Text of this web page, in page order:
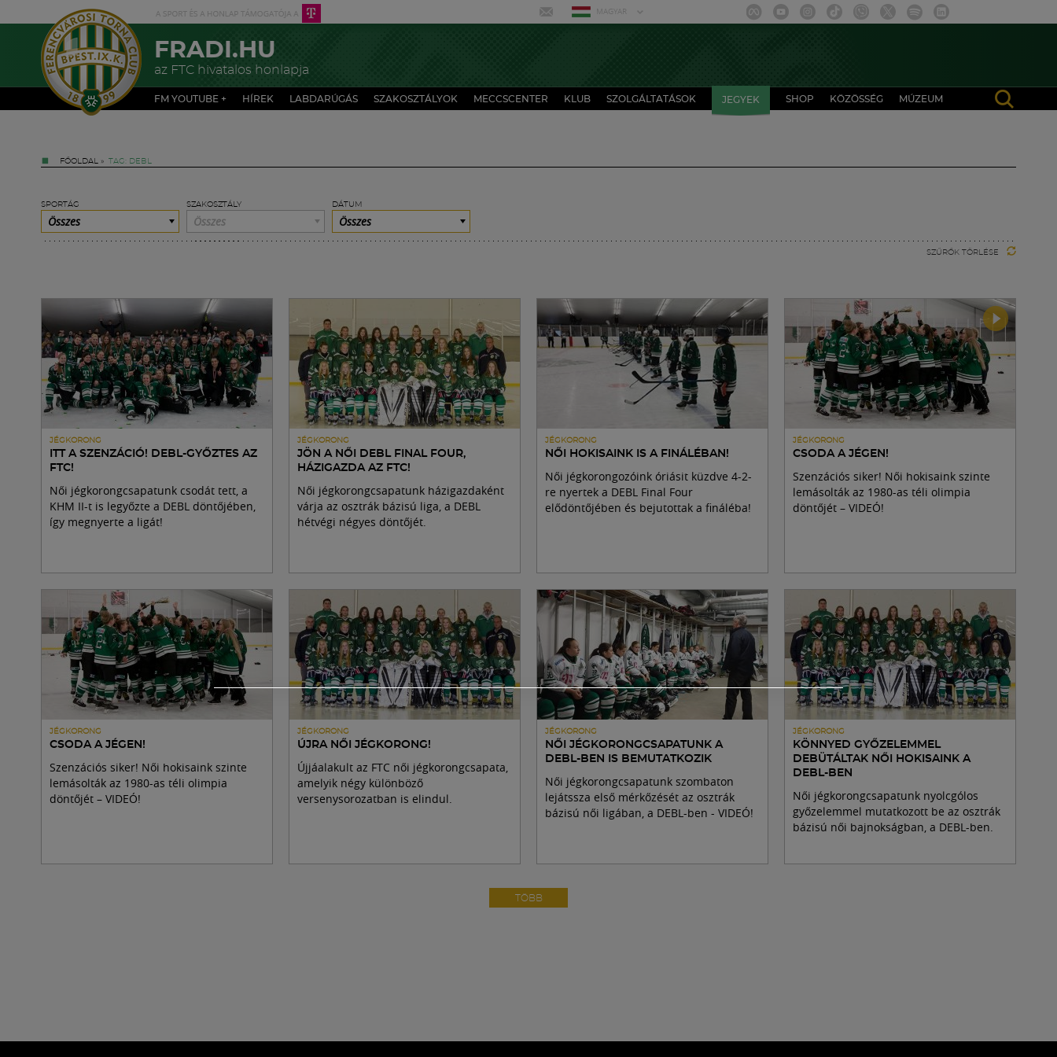
MAGYAR
FRADI.HU
az FTC hivatalos honlapja
FM YOUTUBE + HÍREK LABDARÚGÁS SZAKOSZTÁLYOK MECCSCENTER KLUB SZOLGÁLTATÁSOK JEGYEK SHOP KÖZÖSSÉG MÚZEUM
FŐOLDAL » TAG: DEBL
SPORTÁG
Összes
SZAKOSZTÁLY
Összes
DÁTUM
Összes
SZŰRŐK TÖRLÉSE
JÉGKORONG
ITT A SZENZÁCIÓ! DEBL-GYŐZTES AZ
FTC!
Női jégkorongcsapatunk csodát tett, a
KHM II-t is legyőzte a DEBL döntőjében,
így megnyerte a ligát!
JÉGKORONG
JÖN A NŐI DEBL FINAL FOUR,
HÁZIGAZDA AZ FTC!
Női jégkorongcsapatunk házigazdaként
várja az osztrák bázisú liga, a DEBL
hétvégi négyes döntőjét.
JÉGKORONG
NŐI HOKISAINK IS A FINÁLÉBAN!
Női jégkorongozóink óriásit küzdve 4-2-
re nyertek a DEBL Final Four
elődöntőjében és bejutottak a fináléba!
JÉGKORONG
CSODA A JÉGEN!
Szenzációs siker! Női hokisaink szinte
lemásolták az 1980-as téli olimpia
döntőjét – VIDEÓ!
JÉGKORONG
CSODA A JÉGEN!
Szenzációs siker! Női hokisaink szinte
lemásolták az 1980-as téli olimpia
döntőjét – VIDEÓ!
JÉGKORONG
ÚJRA NŐI JÉGKORONG!
Újjáalakult az FTC női jégkorongcsapata,
amelyik négy különböző
versenysorozatban is elindul.
JÉGKORONG
NŐI JÉGKORONGCSAPATUNK A
DEBL-BEN IS BEMUTATKOZIK
Női jégkorongcsapatunk szombaton
lejátssza első mérkőzését az osztrák
bázisú női ligában, a DEBL-ben - VIDEÓ!
JÉGKORONG
KÖNNYED GYŐZELEMMEL
DEBÜTÁLTAK NŐI HOKISAINK A
DEBL-BEN
Női jégkorongcsapatunk nyolcgólos
győzelemmel mutatkozott be az osztrák
bázisú női bajnokságban, a DEBL-ben.
TÖBB